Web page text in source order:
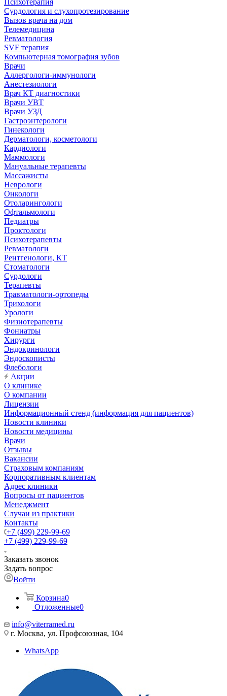
Психотерапия
Сурдология и слухопротезирование
Вызов врача на дом
Телемедицина
Ревматология
SVF терапия
Компьютерная томография зубов
Врачи
Аллергологи-иммунологи
Анестезиологи
Врач КТ диагностики
Врачи УВТ
Врачи УЗД
Гастроэнтерологи
Гинекологи
Дерматологи, косметологи
Кардиологи
Маммологи
Мануальные терапевты
Массажисты
Неврологи
Онкологи
Отоларингологи
Офтальмологи
Педиатры
Проктологи
Психотерапевты
Ревматологи
Рентгенологи, КТ
Стоматологи
Сурдологи
Терапевты
Травматологи-ортопеды
Трихологи
Урологи
Физиотерапевты
Фониатры
Хирурги
Эндокринологи
Эндоскописты
Флебологи
Акции
О клинике
О компании
Лицензии
Информационный стенд (информация для пациентов)
Новости клиники
Новости медицины
Врачи
Отзывы
Вакансии
Страховым компаниям
Корпоративным клиентам
Адрес клиники
Вопросы от пациентов
Менеджмент
Случаи из практики
Контакты
+7 (499) 229-99-69
+7 (499) 229-99-69
Заказать звонок
Задать вопрос
Войти
Корзина0
Отложенные0
info@viterramed.ru
г. Москва, ул. Профсоюзная, 104
WhatsApp